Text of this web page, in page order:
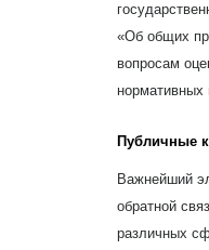
«Об общих
вопросам
нормативных
Публичные
Важнейший
обратной
различных